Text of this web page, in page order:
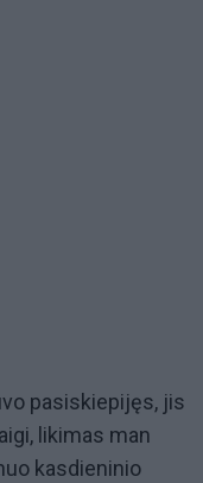
pasiskiepijęs, jis
likimas man
kasdieninio